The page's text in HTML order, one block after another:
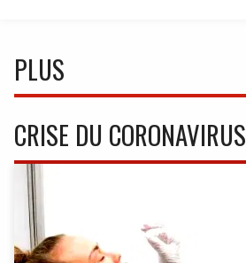
PLUS
CRISE DU CORONAVIRUS